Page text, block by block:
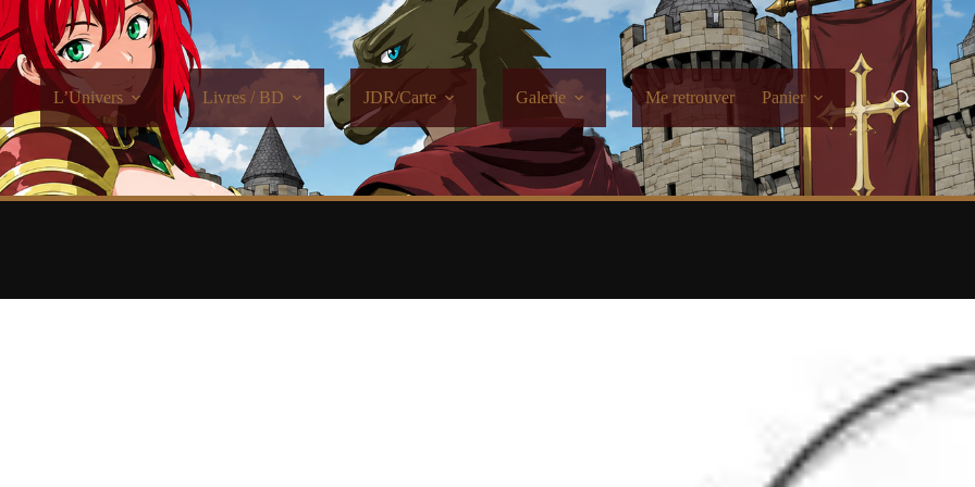
L’Univers Livres / BD JDR/Carte Galerie Me retrouver Panier